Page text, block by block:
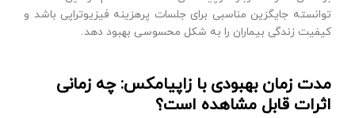
توانسته جایگزین مناسبی برای جلسات پرهزینه فیزیوتراپی باشد و
کیفیت زندگی بیماران را به شکل محسوسی بهبود دهد.
مدت زمان بهبودی با زاپیامکس: چه زمانی
اثرات قابل مشاهده است؟